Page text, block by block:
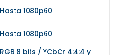
Hasta 1080p60
Hasta 1080p60
RGB 8 bits / YCbCr 4:4:4 y